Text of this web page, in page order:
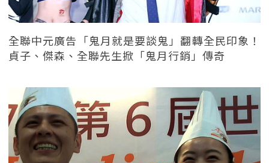
全聯中元廣告「鬼月就是要談鬼」翻轉全民印象！
貞子、傑森、全聯先生掀「鬼月行銷」傳奇